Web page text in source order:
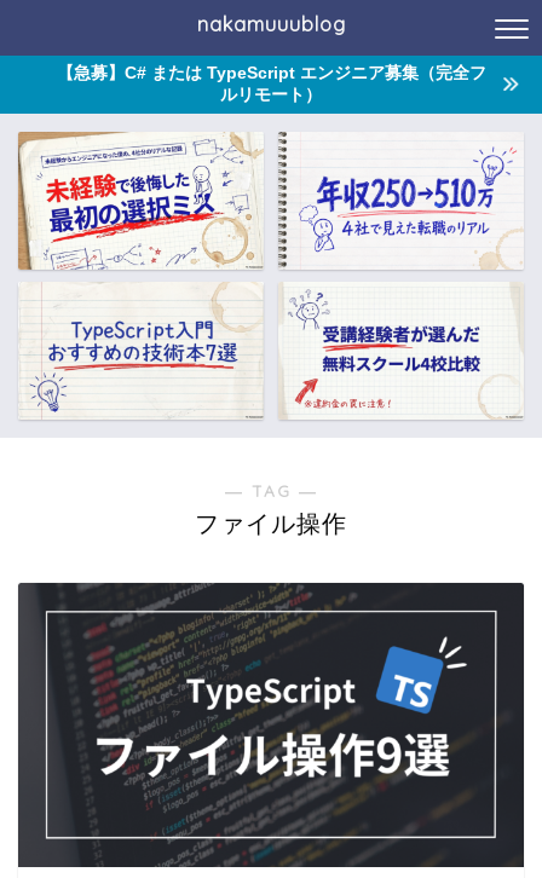
nakamuuublog
【急募】C# または TypeScript エンジニア募集（完全フ
ルリモート）
― TAG ―
ファイル操作